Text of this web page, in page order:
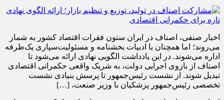
اخبار صنفی، اصناف در ایران ستون فقرات اقتصاد کشور به شمار
می‌روند؛ اما همچنان با ادبیات بخشنامه و مسئولیت‌سپاری یک‌طرفه
اداره می‌شوند. در این یادداشت الگویی نهادی ارائه می‌شود تا
اصناف از بازوی اجرایی دولت، به شریک واقعی حکمرانی اقتصادی
تبدیل شوند. از نشست رئیس‌جمهور تا پرسش بنیادی نشست
تخصصی رئیس‌جمهور پزشکیان با وزیر صنعت، […]